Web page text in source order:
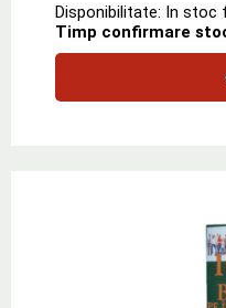
Disponibilitate: In stoc
Timp confirmare